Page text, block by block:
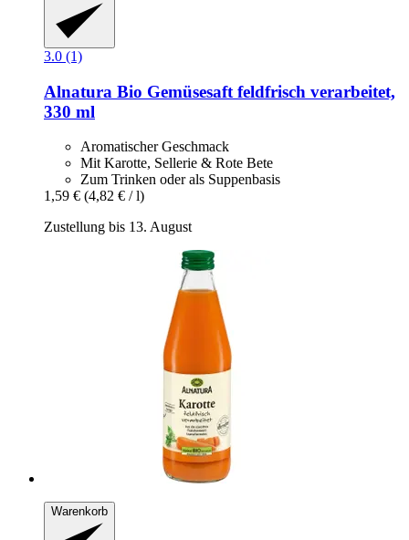
3.0 (1)
Alnatura Bio Gemüsesaft feldfrisch verarbeitet,
330 ml
Aromatischer Geschmack
Mit Karotte, Sellerie & Rote Bete
Zum Trinken oder als Suppenbasis
1,59 € (4,82 € / l)
Zustellung bis 13. August
Warenkorb